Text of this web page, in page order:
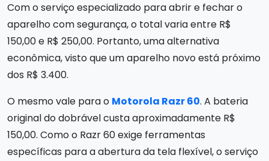
Com o serviço especializado para abrir e fechar o
aparelho com segurança, o total varia entre R$
150,00 e R$ 250,00. Portanto, uma alternativa
econômica, visto que um aparelho novo está próximo
dos R$ 3.400.
O mesmo vale para o Motorola Razr 60. A bateria
original do dobrável custa aproximadamente R$
150,00. Como o Razr 60 exige ferramentas
específicas para a abertura da tela flexível, o serviço